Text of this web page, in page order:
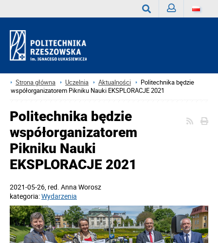
Strona główna Uczelnia Aktualności
Politechnika będzie
współorganizatorem Pikniku Nauki EKSPLORACJE 2021
Politechnika będzie
współorganizatorem
Pikniku Nauki
EKSPLORACJE 2021
2021-05-26, red. Anna Worosz
kategoria:Wydarzenia